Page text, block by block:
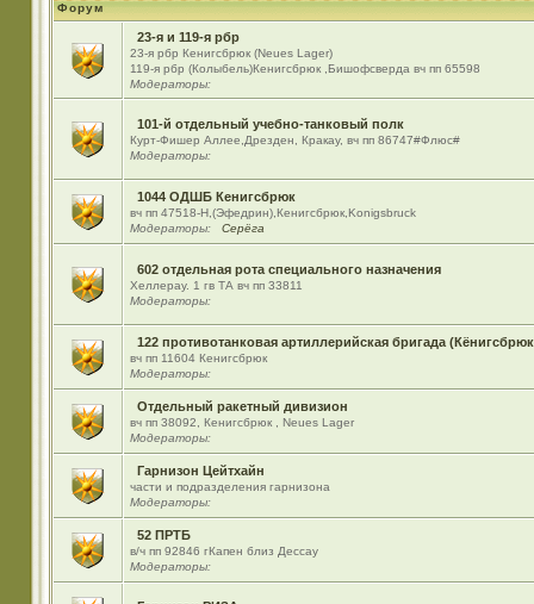
Форум
23-я и 119-я рбр
23-я рбр Кенигсбрюк (Neues Lager)
119-я рбр (Колыбель)Кенигсбрюк ,Бишофсверда вч пп 65598
Модераторы:
101-й отдельный учебно-танковый полк
Курт-Фишер Аллее,Дрезден, Кракау, вч пп 86747#Флюс#
Модераторы:
1044 ОДШБ Кенигсбрюк
вч пп 47518-Н,(Эфедрин),Кенигсбрюк,Konigsbruck
Модераторы:
Серёга
602 отдельная рота специального назначения
Хеллерау. 1 гв ТА вч пп 33811
Модераторы:
122 противотанковая артиллерийская бригада
вч пп 11604 Кенигсбрюк
Модераторы:
Отдельный ракетный дивизион
вч пп 38092, Кенигсбрюк , Neues Lager
Модераторы:
Гарнизон Цейтхайн
части и подразделения гарнизона
Модераторы:
52 ПРТБ
в/ч пп 92846 гКапен близ Дессау
Модераторы: